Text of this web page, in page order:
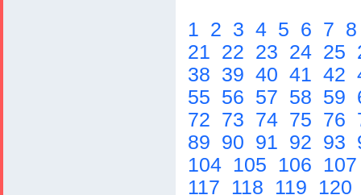
1 2 3 4 5 6 7
21 22 23 24 25
38 39 40 41 42
55 56 57 58 59
72 73 74 75 76
89 90 91 92 93
104 105 106
117
118 119
120